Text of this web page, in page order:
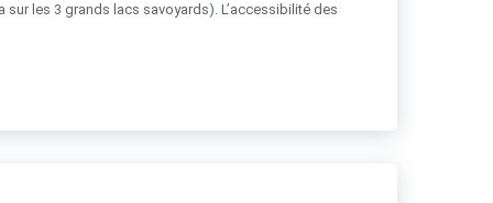
les 3 grands lacs savoyards). L’accessibilité des